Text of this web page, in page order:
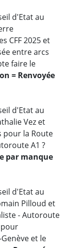
d'Etat au
CFF 2025 et
entre arcs
faire le
= Renvoyée
d'Etat au
Vez et
pour la Route
A1 ?
par manque
d'Etat au
Pilloud et
- Autoroute
pour
et le